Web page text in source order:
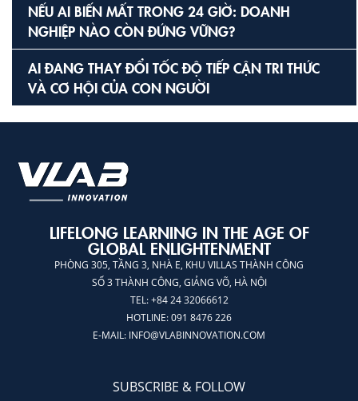
NẾU AI BIẾN MẤT TRONG 24 GIỜ: DOANH
NGHIỆP NÀO CÒN ĐỨNG VỮNG?
AI ĐANG THAY ĐỔI TỐC ĐỘ TIẾP CẬN TRI THỨC
VÀ CƠ HỘI CỦA CON NGƯỜI
LIFELONG LEARNING IN THE AGE OF
GLOBAL ENLIGHTENMENT
PHÒNG 305, TẦNG 3, NHÀ E, KHU VILLAS THÀNH CÔNG
SỐ 3 THÀNH CÔNG, GIẢNG VÕ, HÀ NỘI
TEL: +84 24 32066612
HOTLINE: 091 8476 226
E-MAIL: INFO@VLABINNOVATION.COM
SUBSCRIBE & FOLLOW